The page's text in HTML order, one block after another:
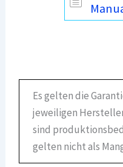
Es gelten die
jeweiligen
sind
gelten nicht als